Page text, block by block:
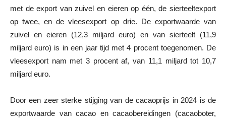
met de export van zuivel en eieren op één, de sierteeltexport
op twee, en de vleesexport op drie. De exportwaarde van
zuivel en eieren (12,3 miljard euro) en van sierteelt (11,9
miljard euro) is in een jaar tijd met 4 procent toegenomen. De
vleesexport nam met 3 procent af, van 11,1 miljard tot 10,7
miljard euro.
Door een zeer sterke stijging van de cacaoprijs in 2024 is de
exportwaarde van cacao en cacaobereidingen (cacaoboter,